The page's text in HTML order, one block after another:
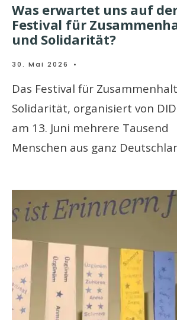
Was erwartet uns auf
Festival für
und Solidarität?
30. Mai 2026 •
Das Festival für
Solidarität, organisiert von
am 13. Juni mehrere Tausend
Menschen aus ganz